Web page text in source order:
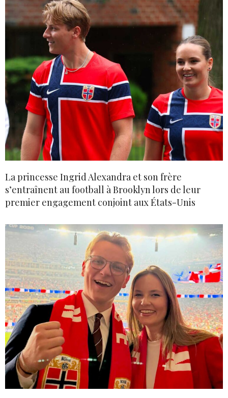
La princesse Ingrid Alexandra et son frère
s’entraînent au football à Brooklyn lors de leur
premier engagement conjoint aux États-Unis